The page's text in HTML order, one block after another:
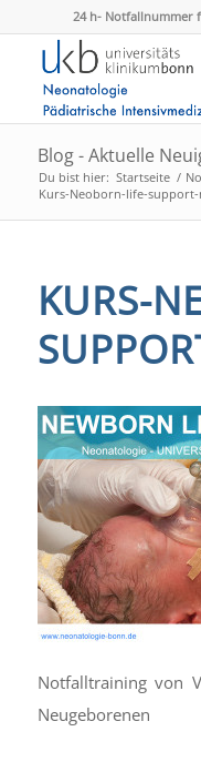
24 h- Notfallnummer
Blog - Aktuelle
Du bist hier: Startseite /
Kurs-Neoborn-life-support-
KURS-
Notfalltraining von
Neugeborenen